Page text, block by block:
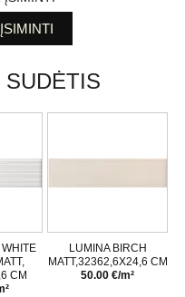
ĮSIMINTI
CM
LUMINA BIRCH
MATT,32362,6X24,6 CM
50.00 €/m²